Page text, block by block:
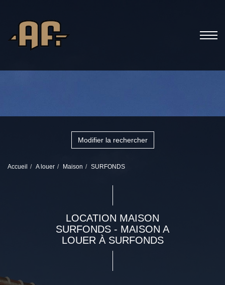
Modifier la rechercher
Accueil A louer Maison SURFONDS
LOCATION MAISON
SURFONDS - MAISON A
LOUER À SURFONDS